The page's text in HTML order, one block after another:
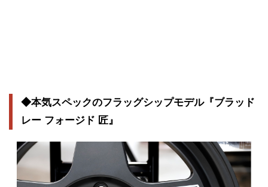
◆本気スペックのフラッグシップモデル『ブラッド
レー フォージド 匠』